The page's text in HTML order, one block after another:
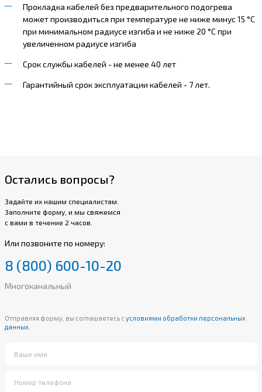
Прокладка кабелей без предварительного подогрева
может производиться при температуре не ниже минус 15 °С
при минимальном радиусе изгиба и не ниже 20 °С при
увеличенном радиусе изгиба
Срок службы кабелей - не менее 40 лет
Гарантийный срок эксплуатации кабелей - 7 лет.
Остались вопросы?
Задайте их нашим специалистам.
Заполните форму, и мы свяжемся
с вами в течение 2 часов.
Или позвоните по номеру:
8 (800) 600-10-20
Многоканальный
Отправляя форму, вы соглашаетесь с условиями обработки персональных
данных.